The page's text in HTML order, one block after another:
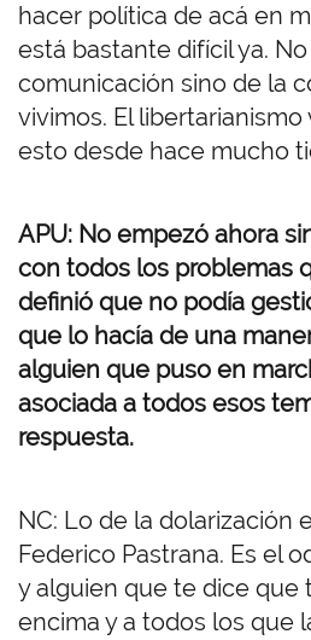
hacer política de acá en
está bastante difícil ya.
comunicación sino de la
vivimos. El
esto desde hace mucho
APU: No empezó ahora
con todos los problemas
definió que no podía
que lo hacía de una
alguien que puso en
asociada a todos esos
respuesta.
NC: Lo de la dolarización
Federico Pastrana. Es el
y alguien que te dice que
encima y a todos los que